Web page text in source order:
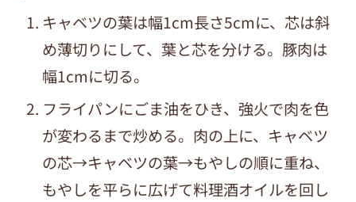
キャベツの葉は幅1cm長さ5cmに、芯は斜
め薄切りにして、葉と芯を分ける。豚肉は
幅1cmに切る。
フライパンにごま油をひき、強火で肉を色
が変わるまで炒める。肉の上に、キャベツ
の芯→キャベツの葉→もやしの順に重ね、
もやしを平らに広げて料理酒オイルを回し